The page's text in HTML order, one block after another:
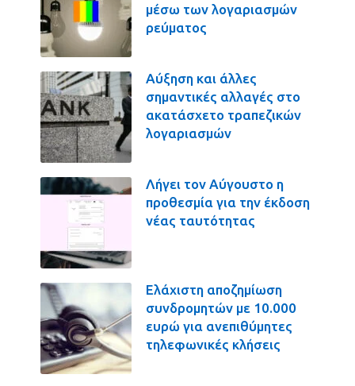
μέσω των λογαριασμών
ρεύματος
Αύξηση και άλλες
σημαντικές αλλαγές στο
ακατάσχετο τραπεζικών
λογαριασμών
Λήγει τον Αύγουστο η
προθεσμία για την έκδοση
νέας ταυτότητας
Ελάχιστη αποζημίωση
συνδρομητών με 10.000
ευρώ για ανεπιθύμητες
τηλεφωνικές κλήσεις